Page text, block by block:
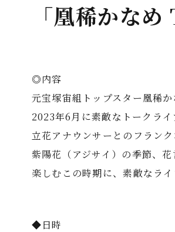
「凰稀かな
◎内容
元宝塚宙組トップスター凰稀
2023年6月に素敵なトークライ
立花アナウンサーとのフラン
紫陽花（アジサイ）の季節、
楽しむこの時期に、素敵なラ
◆日時